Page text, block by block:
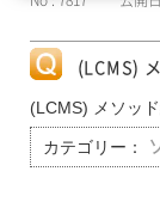
(LCMS)
(LCMS) メソッ
カテゴリー：
of our
Information]